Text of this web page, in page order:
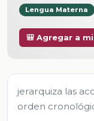
Lengua Materna
🎒 Agregar a
jerarquiza las
orden